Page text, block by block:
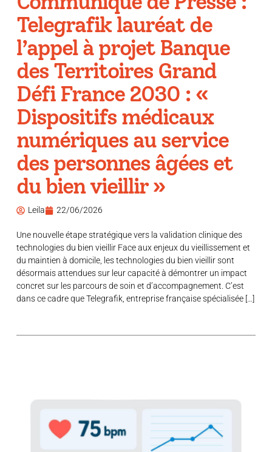
Telegrafik lauréat de
l’appel à projet Banque
des Territoires Grand
Défi France 2030 : «
Dispositifs médicaux
numériques au service
des personnes âgées et
du bien vieillir »
Leila 22/06/2026
Une nouvelle étape stratégique vers la validation clinique des
technologies du bien vieillir Face aux enjeux du vieillissement et
du maintien à domicile, les technologies du bien vieillir sont
désormais attendues sur leur capacité à démontrer un impact
concret sur les parcours de soin et d’accompagnement. C’est
dans ce cadre que Telegrafik, entreprise française spécialisée […]